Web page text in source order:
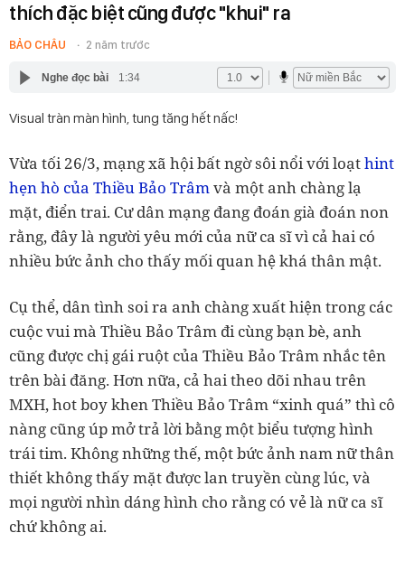
thích đặc biệt cũng được "khui" ra
BẢO CHÂU 2 năm trước
Nghe đọc bài 1:34
Visual tràn màn hình, tung tăng hết nấc!
Vừa tối 26/3, mạng xã hội bất ngờ sôi nổi với loạthint
hẹn hò của Thiều Bảo Trâmvà một anh chàng lạ
mặt, điển trai. Cư dân mạng đang đoán già đoán non
rằng, đây là người yêu mới của nữ ca sĩ vì cả hai có
nhiều bức ảnh cho thấy mối quan hệ khá thân mật.
Cụ thể, dân tình soi ra anh chàng xuất hiện trong các
cuộc vui mà Thiều Bảo Trâm đi cùng bạn bè, anh
cũng được chị gái ruột của Thiều Bảo Trâm nhắc tên
trên bài đăng. Hơn nữa, cả hai theo dõi nhau trên
MXH, hot boy khen Thiều Bảo Trâm “xinh quá” thì cô
nàng cũng úp mở trả lời bằng một biểu tượng hình
trái tim. Không những thế, một bức ảnh nam nữ thân
thiết không thấy mặt được lan truyền cùng lúc, và
mọi người nhìn dáng hình cho rằng có vẻ là nữ ca sĩ
chứ không ai.